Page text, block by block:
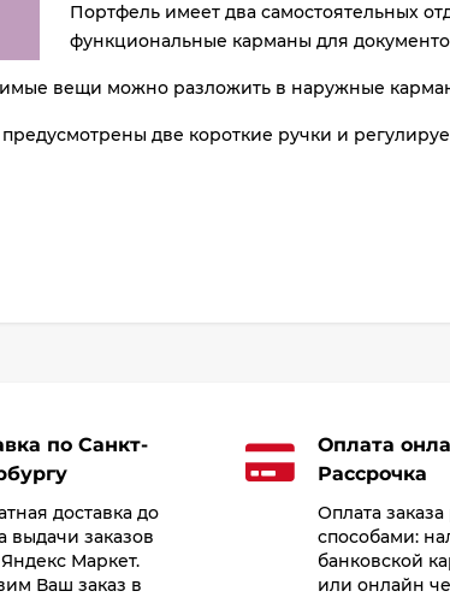
Портфель имеет два самостоятельных
функциональные карманы для
вещи можно разложить в наружные
две короткие ручки и
в 2 недели
по Санкт-
доставка до
выдачи заказов
Маркет.
Ваш заказ в
Оплата
Рассрочка
Оплата
способами:
банковской
или онлайн